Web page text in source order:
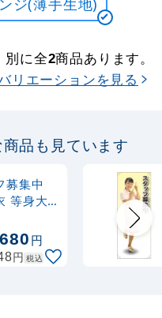
別に全2商品あります。
リエーションを見る
品も見ています
募集中
等身大
手生地)
円
円 税込